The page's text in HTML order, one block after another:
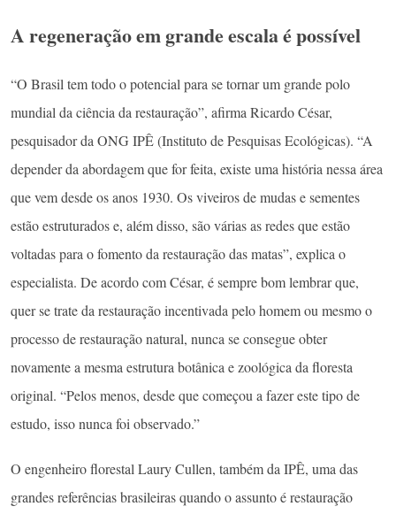
A regeneração em grande escala é possível
“O Brasil tem todo o potencial para se tornar um grande polo
mundial da ciência da restauração”, afirma Ricardo César,
pesquisador da ONG IPÊ (Instituto de Pesquisas Ecológicas). “A
depender da abordagem que for feita, existe uma história nessa área
que vem desde os anos 1930. Os viveiros de mudas e sementes
estão estruturados e, além disso, são várias as redes que estão
voltadas para o fomento da restauração das matas”, explica o
especialista. De acordo com César, é sempre bom lembrar que,
quer se trate da restauração incentivada pelo homem ou mesmo o
processo de restauração natural, nunca se consegue obter
novamente a mesma estrutura botânica e zoológica da floresta
original. “Pelos menos, desde que começou a fazer este tipo de
estudo, isso nunca foi observado.”
O engenheiro florestal Laury Cullen, também da IPÊ, uma das
grandes referências brasileiras quando o assunto é restauração